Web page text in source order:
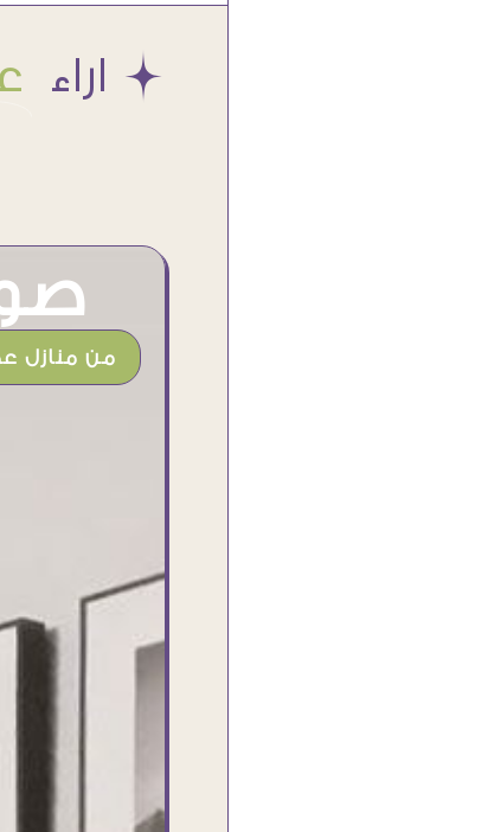
Æ اراء
من منازل
وإرضاء العميل والخامات والتقفيل وسرعة
التوصيل. بصراحه وبمنتهي الأمانه مكسب